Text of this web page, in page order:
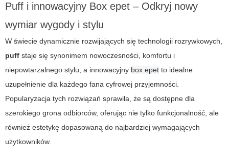
Puff i innowacyjny Box epet – Odkryj nowy
wymiar wygody i stylu
W świecie dynamicznie rozwijających się technologii rozrywkowych,
puff staje się synonimem nowoczesności, komfortu i
niepowtarzalnego stylu, a innowacyjny box epet to idealne
uzupełnienie dla każdego fana cyfrowej przyjemności.
Popularyzacja tych rozwiązań sprawiła, że są dostępne dla
szerokiego grona odbiorców, oferując nie tylko funkcjonalność, ale
również estetykę dopasowaną do najbardziej wymagających
użytkowników.